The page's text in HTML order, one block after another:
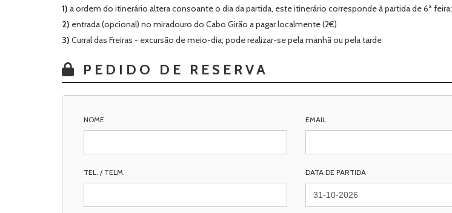
1) a ordem do itinerário altera consoante o dia da partida, este itinerário corresponde à partida de 6ª feira;
2) entrada (opcional) no miradouro do Cabo Girão a pagar localmente (2€)
3) Curral das Freiras - excursão de meio-dia; pode realizar-se pela manhã ou pela tarde
PEDIDO DE RESERVA
NOME EMAIL
TEL. / TELM. DATA DE PARTIDA